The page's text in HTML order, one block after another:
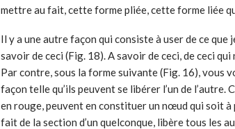
mettre au fait, cette forme pliée, cette forme liée
Il y a une autre façon qui consiste à user de ce que
savoir de ceci (Fig. 18). A savoir de ceci, de ceci
Par contre, sous la forme suivante (Fig. 16), vous
façon telle qu’ils peuvent se libérer l’un de l’autre.
en rouge, peuvent en constituer un nœud qui soit
fait de la section d’un quelconque, libère tous les